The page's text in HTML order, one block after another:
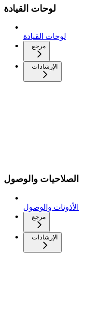
لوحات القيادة
لوحات القيادة
مرجع
الإرشادات
الصلاحيات والوصول
الأذونات والوصول
مرجع
الإرشادات